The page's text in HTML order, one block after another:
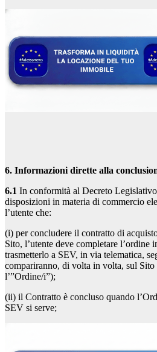
6. Informazioni dirette alla
6.1 In conformità al Decreto
disposizioni in materia di commercio
l’utente che:
(i) per concludere il contratto di
Sito, l’utente deve completare l’ordine
trasmetterlo a SEV, in via telematica,
compariranno, di volta in volta, sul Sito
l’”Ordine/i”);
(ii) il Contratto è concluso quando
SEV si serve;